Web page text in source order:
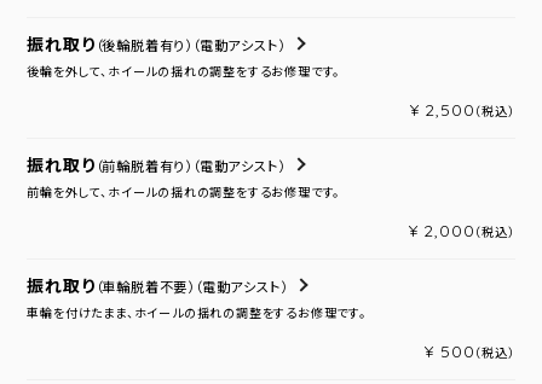
振れ取り （後輪脱着有り） （電動アシスト）
後輪を外して、ホイールの揺れの調整をするお修理です。
¥ 2,500 （税込）
振れ取り （前輪脱着有り） （電動アシスト）
前輪を外して、ホイールの揺れの調整をするお修理です。
¥ 2,000 （税込）
振れ取り （車輪脱着不要） （電動アシスト）
車輪を付けたまま、ホイールの揺れの調整をするお修理です。
¥ 500 （税込）